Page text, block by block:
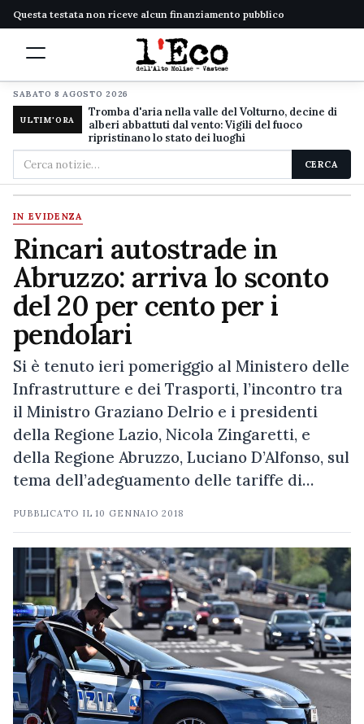
Questa testata non riceve alcun finanziamento pubblico
SABATO 8 AGOSTO 2026
ULTIM'ORA
Tromba d'aria nella valle del Volturno, decine di
alberi abbattuti dal vento: Vigili del fuoco
ripristinano lo stato dei luoghi
Cerca
nel
sito
CERCA
IN EVIDENZA
Rincari autostrade in
Abruzzo: arriva lo sconto
del 20 per cento per i
pendolari
Si è tenuto ieri pomeriggio al Ministero delle
Infrastrutture e dei Trasporti, l’incontro tra
il Ministro Graziano Delrio e i presidenti
della Regione Lazio, Nicola Zingaretti, e
della Regione Abruzzo, Luciano D’Alfonso, sul
tema dell’adeguamento delle tariffe di…
PUBBLICATO IL10 GENNAIO 2018